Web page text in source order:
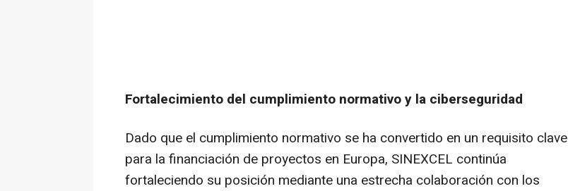
Fortalecimiento del cumplimiento normativo y la ciberseguridad
Dado que el cumplimiento normativo se ha convertido en un requisito clave
para la financiación de proyectos en Europa, SINEXCEL continúa
fortaleciendo su posición mediante una estrecha colaboración con los